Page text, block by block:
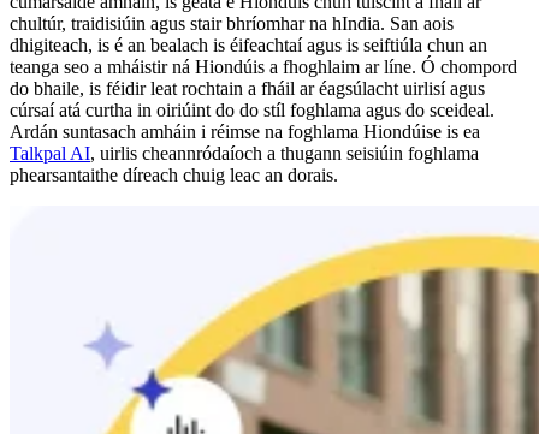
chultúr, traidisiúin agus stair bhríomhar na hIndia. San aois
dhigiteach, is é an bealach is éifeachtaí agus is seiftiúla chun an
teanga seo a mháistir ná Hiondúis a fhoghlaim ar líne. Ó chompord
do bhaile, is féidir leat rochtain a fháil ar éagsúlacht uirlisí agus
cúrsaí atá curtha in oiriúint do do stíl foghlama agus do sceideal.
Ardán suntasach amháin i réimse na foghlama Hiondúise is ea
Talkpal AI, uirlis cheannródaíoch a thugann seisiúin foghlama
phearsantaithe díreach chuig leac an dorais.